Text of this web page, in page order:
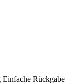
Einfache Rückgabe